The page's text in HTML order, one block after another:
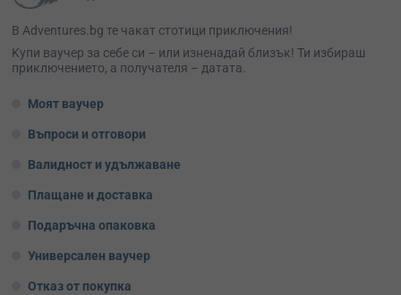
В Adventures.bg те чакат стотици приключения!
Kупи ваучер за себе си – или изненадай близък! Ти избираш
приключението, а получателя – датата.
Моят ваучер
Въпроси и отговори
Валидност и удължаване
Плащане и доставка
Подаръчна опаковка
Универсален ваучер
Отказ от покупка